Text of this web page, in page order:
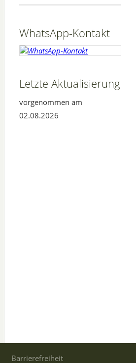
WhatsApp-Kontakt
Letzte Aktualisierung
vorgenommen am
02.08.2026
Barrierefreiheit